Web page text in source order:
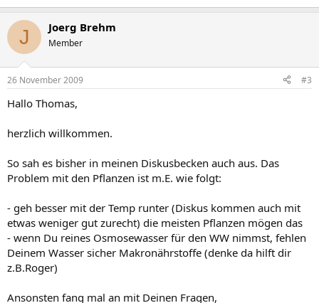
J Joerg Brehm
Member
26 November 2009 #3
Hallo Thomas,
herzlich willkommen.
So sah es bisher in meinen Diskusbecken auch aus. Das
Problem mit den Pflanzen ist m.E. wie folgt:
- geh besser mit der Temp runter (Diskus kommen auch mit
etwas weniger gut zurecht) die meisten Pflanzen mögen das
- wenn Du reines Osmosewasser für den WW nimmst, fehlen
Deinem Wasser sicher Makronährstoffe (denke da hilft dir
z.B.Roger)
Ansonsten fang mal an mit Deinen Fragen,